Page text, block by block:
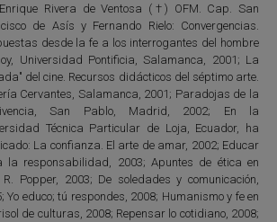
Rivera de Ventosa (†) OFM. Cap. San
de Asís y Fernando Rielo: Convergencias.
desde la fe a los interrogantes del hombre
Universidad Pontificia, Salamanca, 2001; La
del cine. Recursos didácticos del séptimo arte.
Cervantes, Salamanca, 2001; Paradojas de la
San Pablo, Madrid, 2002; En la
Técnica Particular de Loja, Ecuador, ha
La confianza. El arte de amar, 2002; Educar
la responsabilidad, 2003; Apuntes de ética en
Popper, 2003; De soledades y comunicación,
Yo educo; tú respondes, 2008; Humanismo y fe en
de culturas, 2008; Repensar lo cotidiano, 2008;